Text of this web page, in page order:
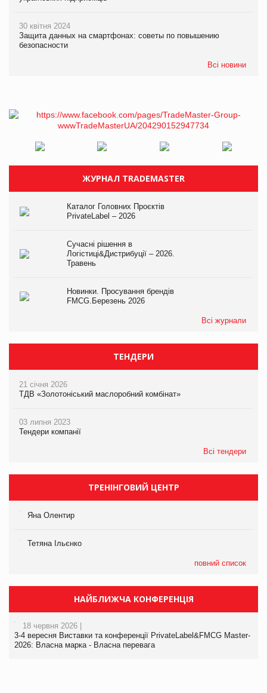
30 квітня 2024
Защита данных на смартфонах: советы по повышению
безопасности
Всі новини
ЖУРНАЛ TRADEMASTER
Каталог Головних Проєктів
PrivateLabel – 2026
Сучасні рішення в
Логістиці&Дистрибуції – 2026.
Травень
Новинки. Просування брендів
FMCG.Березень 2026
Всі журнали
ТЕНДЕРИ
21 січня 2026
ТДВ «Золотоніський маслоробний комбінат»
03 липня 2023
Тендери компанії
Всі тендери
ТРЕНІНГОВИЙ ЦЕНТР
Яна Олентир
Тетяна Ільєнко
повний список
НАЙБЛИЖЧА КОНФЕРЕНЦІЯ
18 червня 2026 |
3-4 вересня Виставки та конференції PrivateLabel&FMCG Master-
2026: Власна марка - Власна перевага